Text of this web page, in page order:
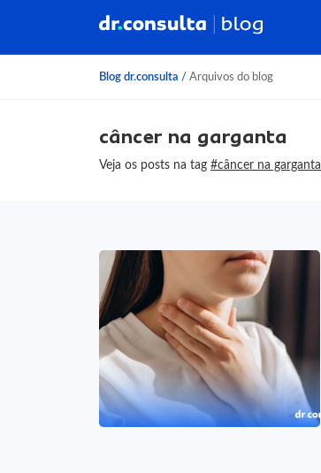
Blog dr.consulta / Arquivos do blog
câncer na garganta
Veja os posts na tag #câncer na garganta